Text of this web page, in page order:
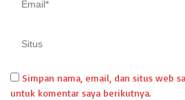
Simpan nama, email, dan situs web
untuk komentar saya berikutnya.